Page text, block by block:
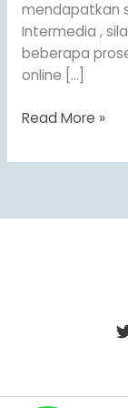
mendapatkan
Intermedia ,
beberapa
online […]
Read More »